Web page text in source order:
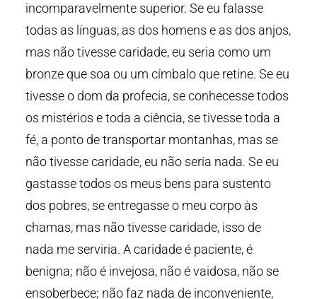
incomparavelmente superior. Se eu falasse
todas as línguas, as dos homens e as dos anjos,
mas não tivesse caridade, eu seria como um
bronze que soa ou um címbalo que retine. Se eu
tivesse o dom da profecia, se conhecesse todos
os mistérios e toda a ciência, se tivesse toda a
fé, a ponto de transportar montanhas, mas se
não tivesse caridade, eu não seria nada. Se eu
gastasse todos os meus bens para sustento
dos pobres, se entregasse o meu corpo às
chamas, mas não tivesse caridade, isso de
nada me serviria. A caridade é paciente, é
benigna; não é invejosa, não é vaidosa, não se
ensoberbece; não faz nada de inconveniente,